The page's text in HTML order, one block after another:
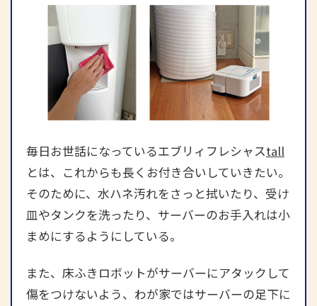
毎日お世話になっているエブリィフレシャスtall
とは、これからも長くお付き合いしていきたい。
そのために、水ハネ汚れをさっと拭いたり、受け
皿やタンクを洗ったり、サーバーのお手入れは小
まめにするようにしている。
また、床ふきロボットがサーバーにアタックして
傷をつけないよう、わが家ではサーバーの足下に